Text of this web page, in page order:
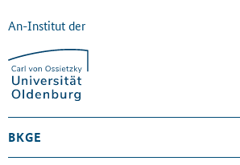
An-Institut der
BKGE